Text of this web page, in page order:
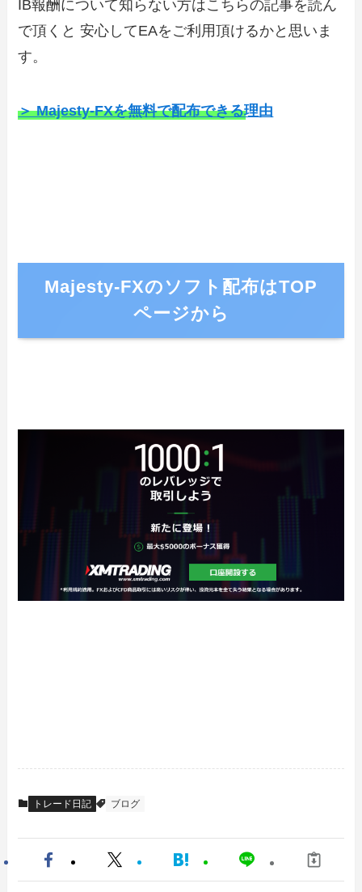
IB報酬について知らない方はこちらの記事を読ん
で頂くと 安心してEAをご利用頂けるかと思いま
す。
＞ Majesty-FXを無料で配布できる理由
Majesty-FXのソフト配布はTOP
ページから
トレード日記 ブログ